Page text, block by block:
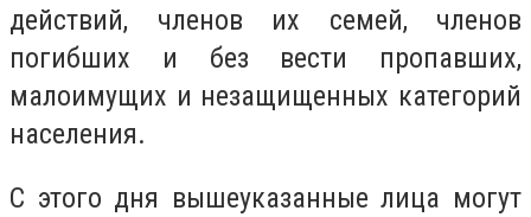
действий, членов их семей, членов
погибших и без вести пропавших,
малоимущих и незащищенных категорий
населения.
С этого дня вышеуказанные лица могут